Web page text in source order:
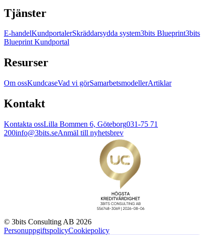
Tjänster
E-handelKundportalerSkräddarsydda system3bits Blueprint3bits
Blueprint Kundportal
Resurser
Om ossKundcaseVad vi görSamarbetsmodellerArtiklar
Kontakt
Kontakta ossLilla Bommen 6, Göteborg031-75 71
200info@3bits.seAnmäl till nyhetsbrev
© 3bits Consulting AB 2026
PersonuppgiftspolicyCookiepolicy